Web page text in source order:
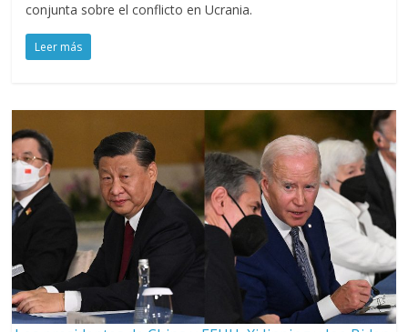
conjunta sobre el conflicto en Ucrania.
Leer más